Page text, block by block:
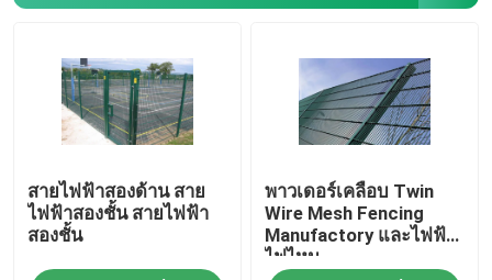
สายไฟฟ้าสองด้าน สาย
ไฟฟ้าสองชั้น สายไฟฟ้า
สองชั้น
พาวเดอร์เคลือบ Twin
Wire Mesh Fencing
Manufactory และไฟฟ้า
ไฟไหม